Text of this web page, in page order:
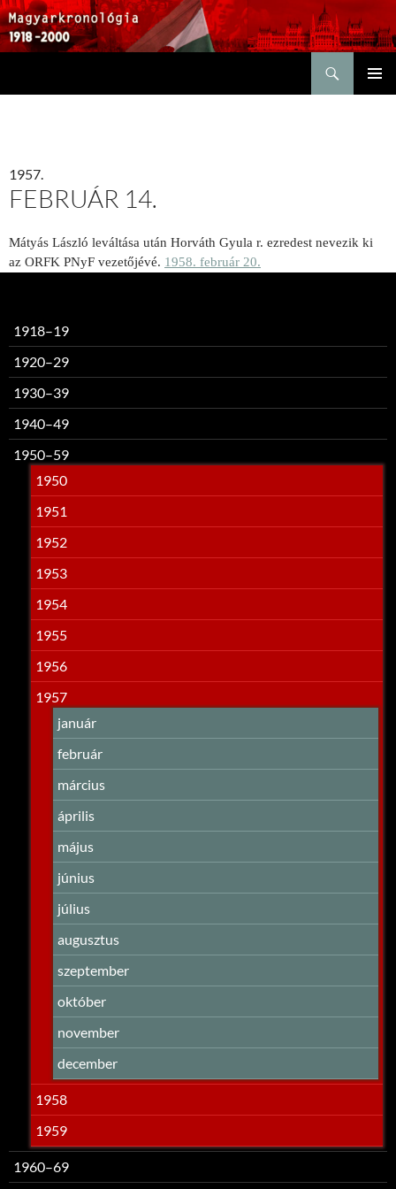
1957.
FEBRUÁR 14.
Mátyás László leváltása után Horváth Gyula r. ezredest nevezik ki
az ORFK PNyF vezetőjévé. 1958. február 20.
1918–19
1920–29
1930–39
1940–49
1950–59
1950
1951
1952
1953
1954
1955
1956
1957
január
február
március
április
május
június
július
augusztus
szeptember
október
november
december
1958
1959
1960–69